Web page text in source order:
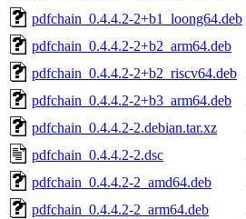
pdfchain_0.4.4.2-2+b1_loong64.deb
pdfchain_0.4.4.2-2+b2_arm64.deb
pdfchain_0.4.4.2-2+b2_riscv64.deb
pdfchain_0.4.4.2-2+b3_arm64.deb
pdfchain_0.4.4.2-2.debian.tar.xz
pdfchain_0.4.4.2-2.dsc
pdfchain_0.4.4.2-2_amd64.deb
pdfchain_0.4.4.2-2_arm64.deb